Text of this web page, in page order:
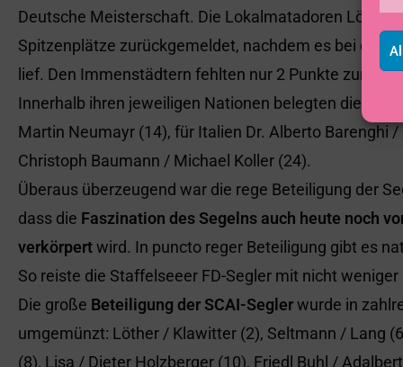
Deutsche Meisterschaft. Die Lokalmatadoren Löther
Spitzenplätze zurückgemeldet, nachdem es bei
lief. Den Immenstädtern fehlten nur 2 Punkte zum
Innerhalb ihren jeweiligen Nationen belegten die
Martin Neumayr (14), für Italien Dr. Alberto Barenghi
Christoph Baumann / Michael Koller (24).
Überaus überzeugend war die rege Beteiligung der
dass die Faszination des Segelns auch heute noch
verkörpertwird. In puncto reger Beteiligung gibt es
So reiste die Staffelseeer FD-Segler mit nicht weniger
Die große Beteiligung der SCAI-Seglerwurde in
umgemünzt: Löther / Klawitter (2), Seltmann / Lang
(8), Lisa / Dieter Holzberger (10), Friedl Buhl /